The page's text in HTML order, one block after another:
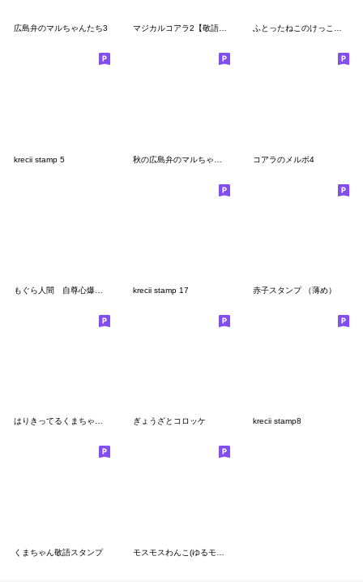
広島弁のマルちゃんたち3 マジカルコアラ2【敬語スタンプ】 ふとったねこのけっこうゆるいスタンプ
krecii stamp 5 コアラのメルボ4
krecii stamp 17 赤子スタンプ （薄め）
はりきってるくまちゃんの日常スタンプ ぎょうざとコロッケ krecii stamp8
くまちゃん敬語スタンプ